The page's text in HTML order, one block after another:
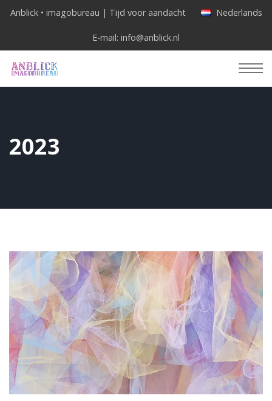
Anblick • imagobureau | Tijd voor aandacht Nederlands
E-mail: info@anblick.nl
2023